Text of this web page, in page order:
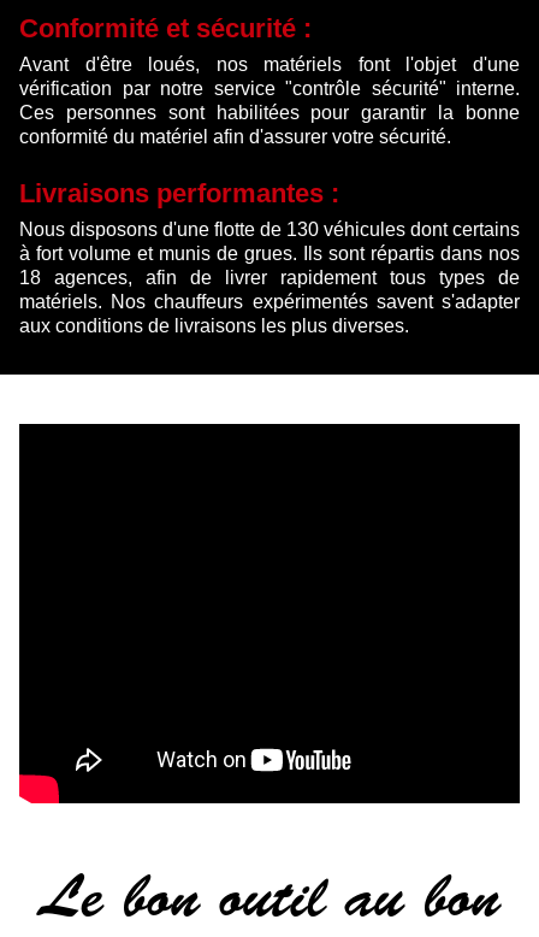
Conformité et sécurité :
Avant d'être loués, nos matériels font l'objet d'une
vérification par notre service "contrôle sécurité" interne.
Ces personnes sont habilitées pour garantir la bonne
conformité du matériel afin d'assurer votre sécurité.
Livraisons performantes :
Nous disposons d'une flotte de 130 véhicules dont certains
à fort volume et munis de grues. Ils sont répartis dans nos
18 agences, afin de livrer rapidement tous types de
matériels. Nos chauffeurs expérimentés savent s'adapter
aux conditions de livraisons les plus diverses.
Le bon outil au bon